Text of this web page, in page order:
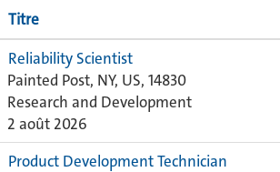
Titre
Reliability Scientist
Painted Post, NY, US, 14830
Research and Development
2 août 2026
Product Development Technician